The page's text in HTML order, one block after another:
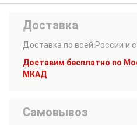
Доставка
Доставка по всей России и
Доставим бесплатно по
МКАД
Самовывоз